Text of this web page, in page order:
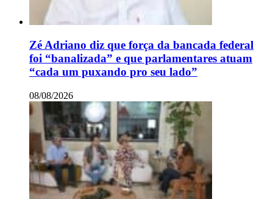
Zé Adriano diz que força da bancada federal
foi “banalizada” e que parlamentares atuam
“cada um puxando pro seu lado”
08/08/2026